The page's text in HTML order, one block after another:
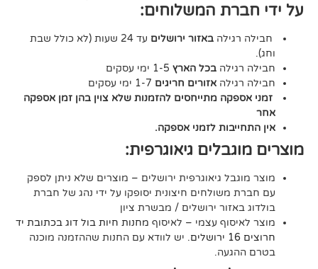
המשלוחים:
באזור ירושלים עד 24 שעות (לא כולל שבת
בכל הארץ1-5 ימי עסקים
אזורים חריגים1-7 ימי עסקים
מתייחסים להזמנות שלא צוין בהן זמן אספקה
לזמני אספקה.
גיאוגרפית:
גיאוגרפית ירושלים – מוצרים שלא ניתן לספק
חיצונית יסופקו על ידי נהג של חברת
ירושלים / מבשרת ציון
עצמי – לאיסוףמחנות חיות בול דוג בכתובת יד
. יש לוודא עם החנות שההזמנה מוכנה